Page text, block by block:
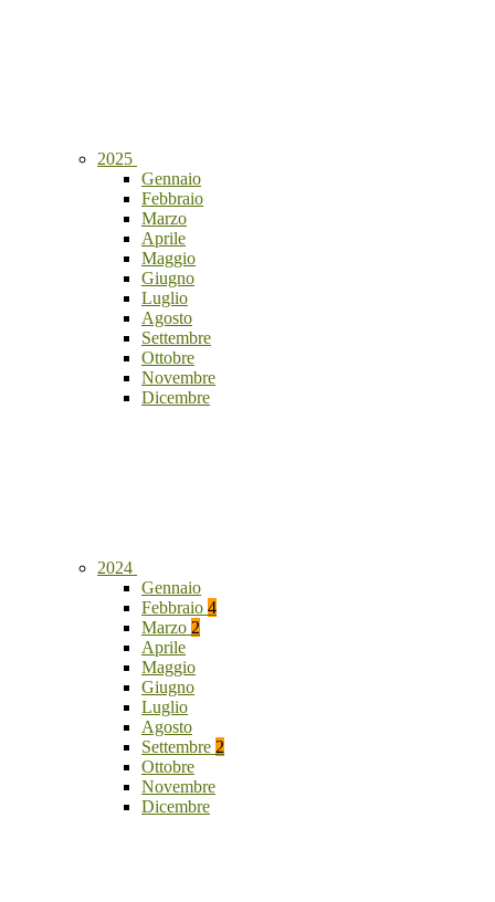
2025
Gennaio
Febbraio
Marzo
Aprile
Maggio
Giugno
Luglio
Agosto
Settembre
Ottobre
Novembre
Dicembre
2024
Gennaio
Febbraio 4
Marzo 2
Aprile
Maggio
Giugno
Luglio
Agosto
Settembre 2
Ottobre
Novembre
Dicembre